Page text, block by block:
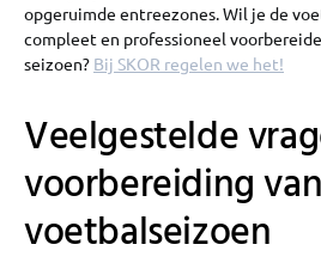
opgeruimde entreezones. Wil je de
compleet en professioneel
seizoen? Bij SKOR regelen we het!
Veelgestelde
voorbereiding
voetbalseizoen